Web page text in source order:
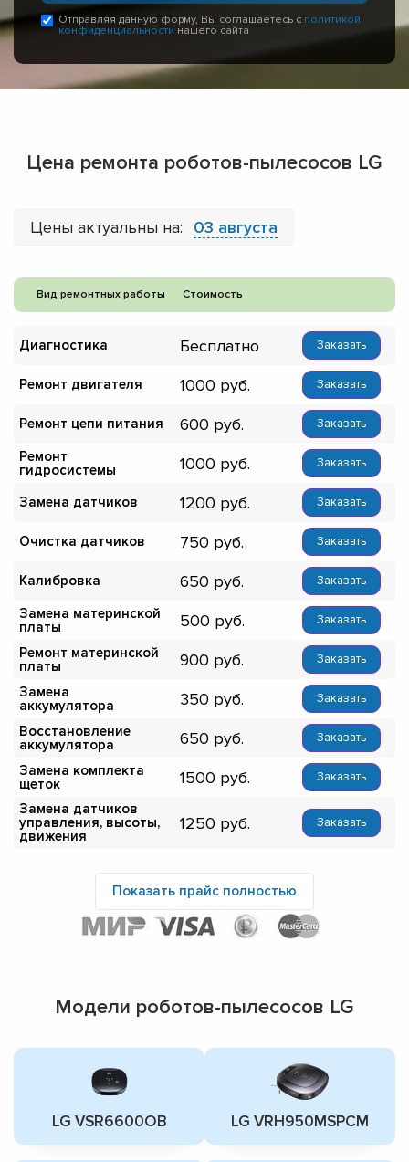
Отправляя данную форму, Вы соглашаетесь с политикой
конфиденциальности нашего сайта
Цена ремонта роботов-пылесосов LG
Цены актуальны на: 03 августа
Вид ремонтных работы Стоимость
Диагностика Бесплатно Заказать
Ремонт двигателя 1000 Заказать
Ремонт цепи питания 600 Заказать
Ремонт
гидросистемы
1000 Заказать
Замена датчиков 1200 Заказать
Очистка датчиков 750 Заказать
Калибровка 650 Заказать
Замена материнской
платы
500 Заказать
Ремонт материнской
платы
900 Заказать
Замена
аккумулятора
350 Заказать
Восстановление
аккумулятора
650 Заказать
Замена комплекта
щеток
1500 Заказать
Замена датчиков
управления, высоты,
движения
1250 Заказать
Показать прайс полностью
Модели роботов-пылесосов LG
LG VSR6600OB LG VRH950MSPCM